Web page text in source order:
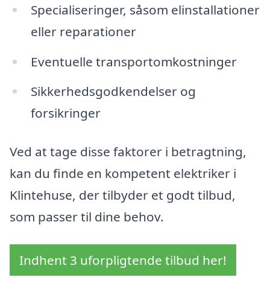
Specialiseringer, såsom elinstallationer
eller reparationer
Eventuelle transportomkostninger
Sikkerhedsgodkendelser og
forsikringer
Ved at tage disse faktorer i betragtning,
kan du finde en kompetent elektriker i
Klintehuse, der tilbyder et godt tilbud,
som passer til dine behov.
Indhent 3 uforpligtende tilbud her!